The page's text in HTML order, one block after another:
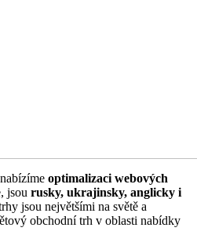
optimalizaci webových
jsou rusky, ukrajinsky, anglicky i
jsou největšími na světě a
obchodní trh v oblasti nabídky